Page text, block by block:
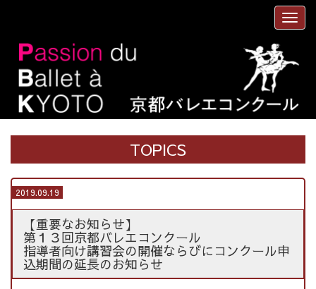
TOPICS
2019.09.19
【重要なお知らせ】
第１３回京都バレエコンクール
指導者向け講習会の開催ならびにコンクール申
込期間の延長のお知らせ